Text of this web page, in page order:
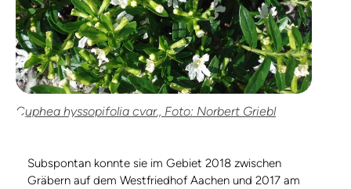
Cuphea hyssopifolia cvar., Foto: Norbert Griebl
Subspontan konnte sie im Gebiet 2018 zwischen
Gräbern auf dem Westfriedhof Aachen und 2017 am